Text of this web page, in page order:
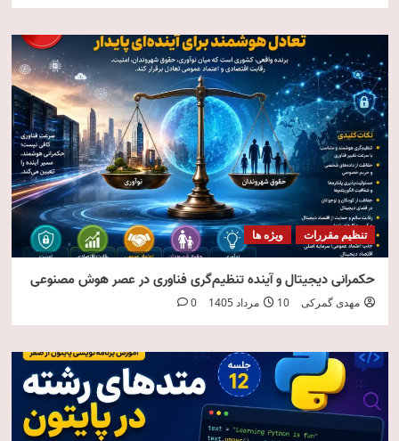
تنظیم مقررات ویژه ها
حکمرانی دیجیتال و آینده تنظیم‌گری فناوری در عصر هوش مصنوعی
مهدی گمرکی 10 مرداد 1405 0